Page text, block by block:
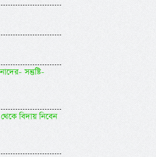
সন্তুষ্টি-
বিদায় নিবেন